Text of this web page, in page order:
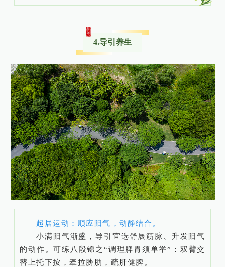
4.导引养生
起居运动：顺应阳气，动静结合。
小满阳气渐盛，导引宜选舒展筋脉、升发阳气
的动作。可练八段锦之“调理脾胃须单举”：双臂交
替上托下按，牵拉胁肋，疏肝健脾。